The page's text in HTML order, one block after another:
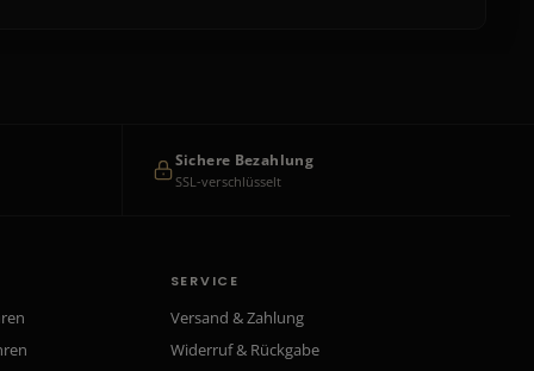
Sichere Bezahlung
SSL-verschlüsselt
SERVICE
Versand & Zahlung
Widerruf & Rückgabe